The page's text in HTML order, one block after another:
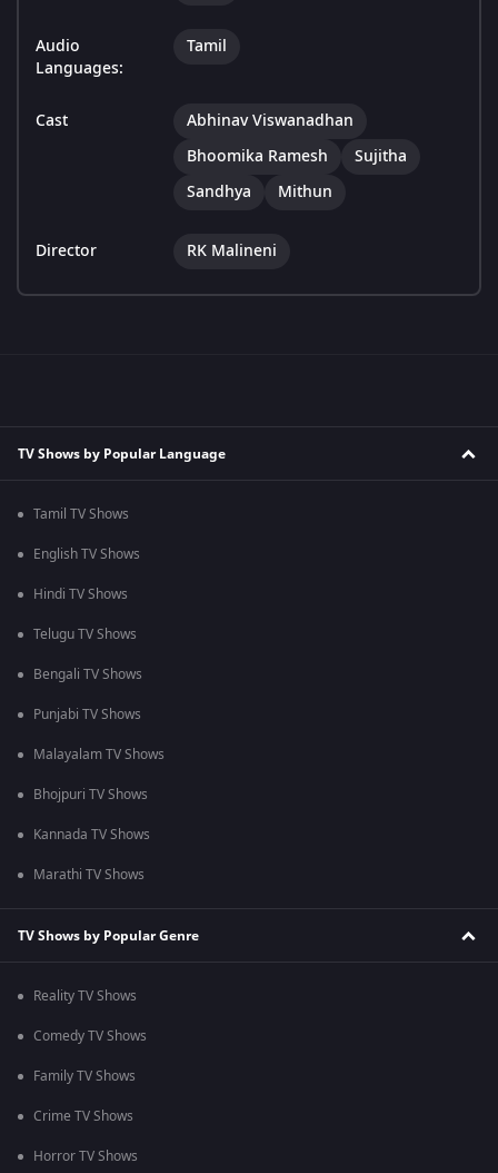
Audio
Languages:
Tamil
Cast
Abhinav Viswanadhan
Bhoomika Ramesh
Sujitha
Sandhya
Mithun
Director RK Malineni
TV Shows by Popular Language
Tamil TV Shows
English TV Shows
Hindi TV Shows
Telugu TV Shows
Bengali TV Shows
Punjabi TV Shows
Malayalam TV Shows
Bhojpuri TV Shows
Kannada TV Shows
Marathi TV Shows
TV Shows by Popular Genre
Reality TV Shows
Comedy TV Shows
Family TV Shows
Crime TV Shows
Horror TV Shows